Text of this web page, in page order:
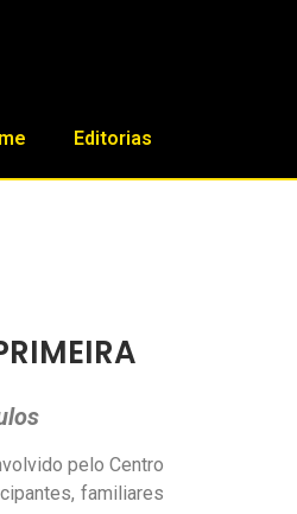
Editorias
pelo Centro
familiares